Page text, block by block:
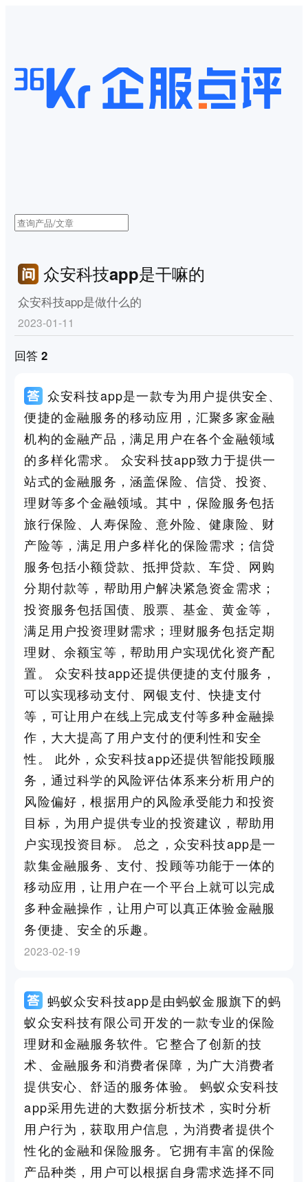
众安科技app是干嘛的
众安科技app是做什么的
2023-01-11
回答 2
众安科技app是一款专为用户提供安全、
便捷的金融服务的移动应用，汇聚多家金融
机构的金融产品，满足用户在各个金融领域
的多样化需求。 众安科技app致力于提供一
站式的金融服务，涵盖保险、信贷、投资、
理财等多个金融领域。其中，保险服务包括
旅行保险、人寿保险、意外险、健康险、财
产险等，满足用户多样化的保险需求；信贷
服务包括小额贷款、抵押贷款、车贷、网购
分期付款等，帮助用户解决紧急资金需求；
投资服务包括国债、股票、基金、黄金等，
满足用户投资理财需求；理财服务包括定期
理财、余额宝等，帮助用户实现优化资产配
置。 众安科技app还提供便捷的支付服务，
可以实现移动支付、网银支付、快捷支付
等，可让用户在线上完成支付等多种金融操
作，大大提高了用户支付的便利性和安全
性。 此外，众安科技app还提供智能投顾服
务，通过科学的风险评估体系来分析用户的
风险偏好，根据用户的风险承受能力和投资
目标，为用户提供专业的投资建议，帮助用
户实现投资目标。 总之，众安科技app是一
款集金融服务、支付、投顾等功能于一体的
移动应用，让用户在一个平台上就可以完成
多种金融操作，让用户可以真正体验金融服
务便捷、安全的乐趣。
2023-02-19
蚂蚁众安科技app是由蚂蚁金服旗下的蚂
蚁众安科技有限公司开发的一款专业的保险
理财和金融服务软件。它整合了创新的技
术、金融服务和消费者保障，为广大消费者
提供安心、舒适的服务体验。 蚂蚁众安科技
app采用先进的大数据分析技术，实时分析
用户行为，获取用户信息，为消费者提供个
性化的金融和保险服务。它拥有丰富的保险
产品种类，用户可以根据自身需求选择不同